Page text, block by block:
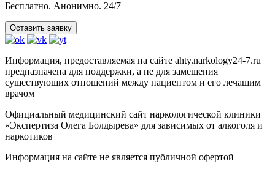
Бесплатно. Анонимно. 24/7
Оставить заявку
Информация, предоставляемая на сайте ahty.narkology24-7.ru
предназначена для поддержки, а не для замещения
существующих отношений между пациентом и его лечащим
врачом
Официальный медицинский сайт наркологической клиники
«Экспертиза Олега Болдырева» для зависимых от алкоголя и
наркотиков
Информация на сайте не является публичной офертой